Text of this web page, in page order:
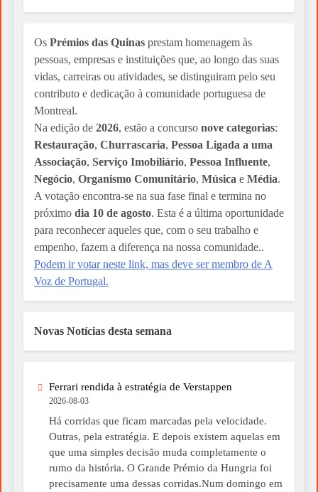
Os Prémios das Quinas prestam homenagem às
pessoas, empresas e instituições que, ao longo das suas
vidas, carreiras ou atividades, se distinguiram pelo seu
contributo e dedicação à comunidade portuguesa de
Montreal.
Na edição de 2026, estão a concurso nove categorias:
Restauração, Churrascaria, Pessoa Ligada a uma
Associação, Serviço Imobiliário, Pessoa Influente,
Negócio, Organismo Comunitário, Música e Média.
A votação encontra-se na sua fase final e termina no
próximo dia 10 de agosto. Esta é a última oportunidade
para reconhecer aqueles que, com o seu trabalho e
empenho, fazem a diferença na nossa comunidade..
Podem ir votar neste link, mas deve ser membro de A
Voz de Portugal.
Novas Notícias desta semana
Ferrari rendida à estratégia de Verstappen
2026-08-03
Há corridas que ficam marcadas pela velocidade.
Outras, pela estratégia. E depois existem aquelas em
que uma simples decisão muda completamente o
rumo da história. O Grande Prémio da Hungria foi
precisamente uma dessas corridas.Num domingo em